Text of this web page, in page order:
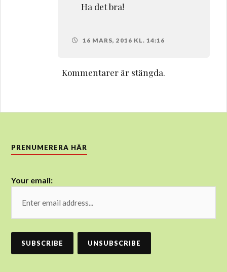
Ha det bra!
16 MARS, 2016 KL. 14:16
Kommentarer är stängda.
PRENUMERERA HÄR
Your email: